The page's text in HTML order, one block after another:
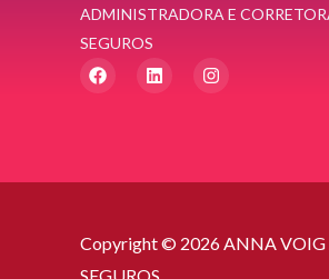
ADMINISTRADORA E
SEGUROS
F
a
k
L
i
n
I
n
a
Copyright © 2026 ANNA VOIG